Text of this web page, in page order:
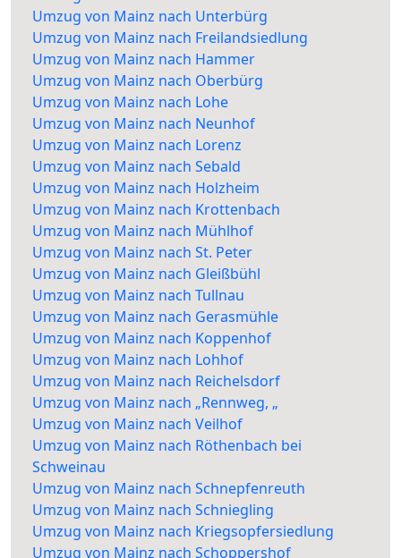
Umzug von Mainz nach Unterbürg
Umzug von Mainz nach Freilandsiedlung
Umzug von Mainz nach Hammer
Umzug von Mainz nach Oberbürg
Umzug von Mainz nach Lohe
Umzug von Mainz nach Neunhof
Umzug von Mainz nach Lorenz
Umzug von Mainz nach Sebald
Umzug von Mainz nach Holzheim
Umzug von Mainz nach Krottenbach
Umzug von Mainz nach Mühlhof
Umzug von Mainz nach St. Peter
Umzug von Mainz nach Gleißbühl
Umzug von Mainz nach Tullnau
Umzug von Mainz nach Gerasmühle
Umzug von Mainz nach Koppenhof
Umzug von Mainz nach Lohhof
Umzug von Mainz nach Reichelsdorf
Umzug von Mainz nach „Rennweg, „
Umzug von Mainz nach Veilhof
Umzug von Mainz nach Röthenbach bei
Schweinau
Umzug von Mainz nach Schnepfenreuth
Umzug von Mainz nach Schniegling
Umzug von Mainz nach Kriegsopfersiedlung
Umzug von Mainz nach Schoppershof